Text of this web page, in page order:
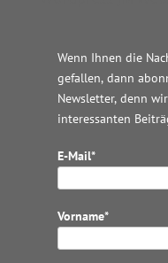
Wenn Ihnen die
gefallen, dann
Newsletter, denn
interessanten
E-Mail*
Vorname*